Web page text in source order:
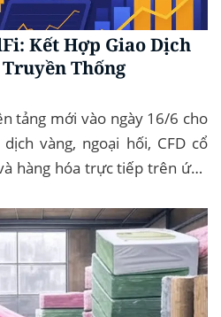
Kết Hợp Giao Dịch
Thống
tảng mới vào ngày 16/6 cho
vàng, ngoại hối, CFD cổ
hàng hóa trực tiếp trên ứng